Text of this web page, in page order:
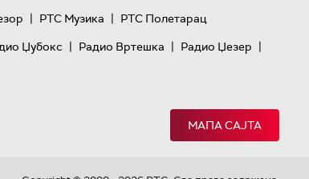
| РТС Музика | РТС Полетарац
Џубокс | Радио Вртешка | Радио Џезер |
МАПА САЈТА